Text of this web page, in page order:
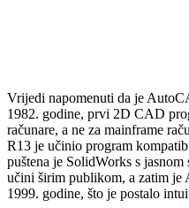
Vrijedi napomenuti da je
1982. godine, prvi 2D CAD
računare, a ne za mainframe
R13 je učinio program
puštena je SolidWorks s
učini širim publikom, a zatim je
1999. godine, što je postalo